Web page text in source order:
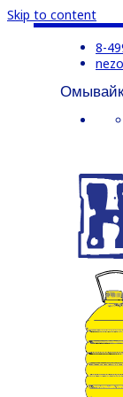
Skip to content
8-